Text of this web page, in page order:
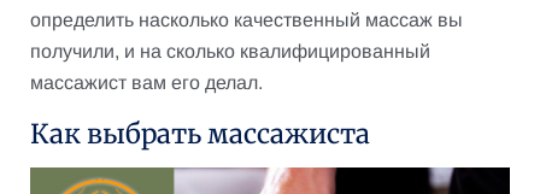
определить насколько качественный массаж вы
получили, и на сколько квалифицированный
массажист вам его делал.
Как выбрать массажиста